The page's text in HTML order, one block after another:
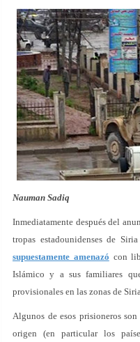
Nauman Sadiq
Inmediatamente después del
tropas estadounidenses de
supuestamente amenazó con
Islámico y a sus familiares
provisionales en las zonas de
Algunos de esos prisioneros
origen (en particular los